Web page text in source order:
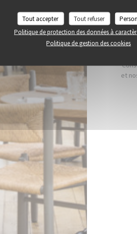
Tout accepter Tout refuser
Politique de protection des données à
Politique de gestion des cookies
et